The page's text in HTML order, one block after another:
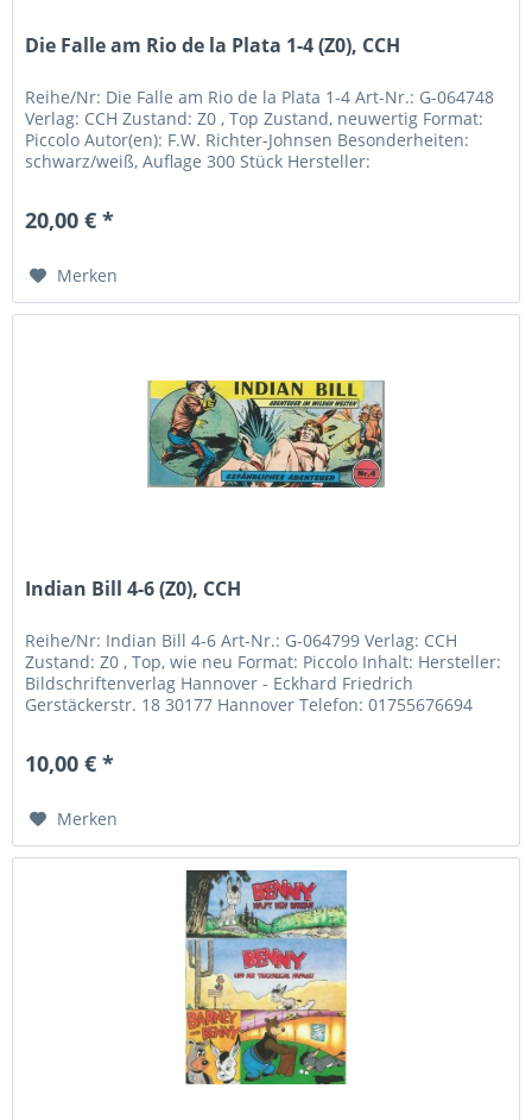
Die Falle am Rio de la Plata 1-4 (Z0), CCH
Reihe/Nr: Die Falle am Rio de la Plata 1-4 Art-Nr.: G-064748
Verlag: CCH Zustand: Z0 , Top Zustand, neuwertig Format:
Piccolo Autor(en): F.W. Richter-Johnsen Besonderheiten:
schwarz/weiß, Auflage 300 Stück Hersteller:
20,00 € *
Merken
Indian Bill 4-6 (Z0), CCH
Reihe/Nr: Indian Bill 4-6 Art-Nr.: G-064799 Verlag: CCH
Zustand: Z0 , Top, wie neu Format: Piccolo Inhalt: Hersteller:
Bildschriftenverlag Hannover - Eckhard Friedrich
Gerstäckerstr. 18 30177 Hannover Telefon: 01755676694
10,00 € *
Merken